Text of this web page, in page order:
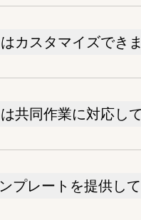
カスタマイズでき
共同作業に対応し
プレートを提供し